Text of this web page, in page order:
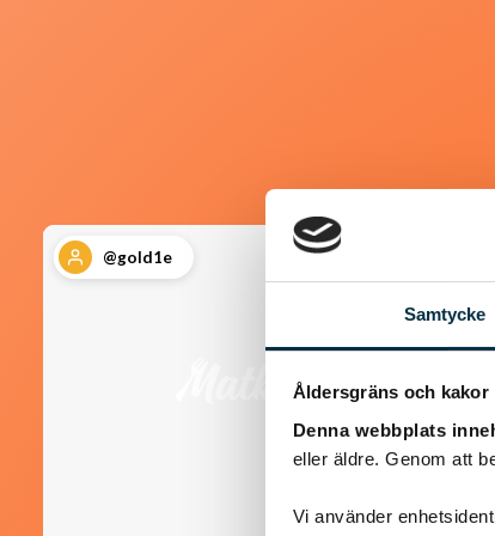
Samtycke
Åldersgräns och kakor
Denna webbplats
eller äldre. Genom att
Vi använder
@gold1e